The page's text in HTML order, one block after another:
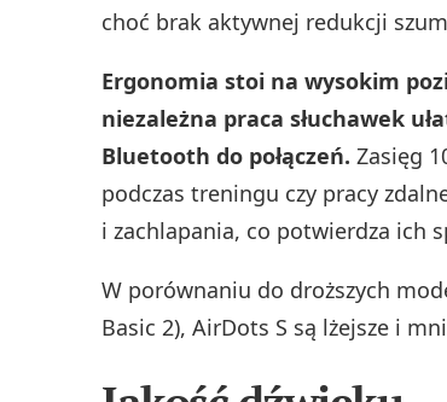
choć brak aktywnej redukcji
Ergonomia stoi na wysokim
niezależna praca słuchawek
Bluetooth do połączeń. Zasięg
podczas treningu czy pracy
i zachlapania, co potwierdza ich
W porównaniu do droższych
Basic 2), AirDots S są lżejsze i